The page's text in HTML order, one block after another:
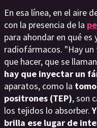
En esa línea, en el aire
con la presencia de la
para ahondar en qué
radiofármacos. "Hay
que hacer, que se llaman
hay que inyectar un
aparatos, como la
positrones (TEP), son
los tejidos lo absorber.
brilla ese lugar de